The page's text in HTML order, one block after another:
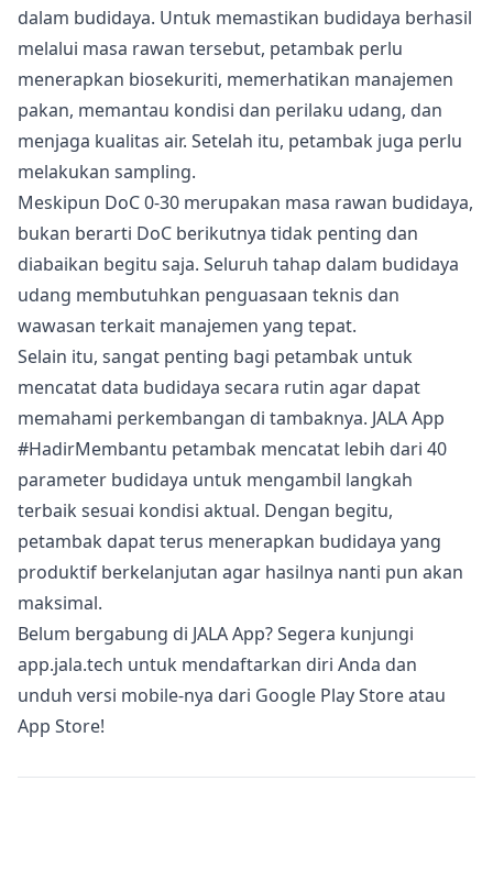
dalam budidaya. Untuk memastikan budidaya berhasil
melalui masa rawan tersebut, petambak perlu
menerapkan biosekuriti, memerhatikan manajemen
pakan, memantau kondisi dan perilaku udang, dan
menjaga kualitas air. Setelah itu, petambak juga perlu
melakukan sampling.
Meskipun DoC 0-30 merupakan masa rawan budidaya,
bukan berarti DoC berikutnya tidak penting dan
diabaikan begitu saja. Seluruh tahap dalam budidaya
udang membutuhkan penguasaan teknis dan
wawasan terkait manajemen yang tepat.
Selain itu, sangat penting bagi petambak untuk
mencatat data budidaya secara rutin agar dapat
memahami perkembangan di tambaknya. JALA App
#HadirMembantu petambak mencatat lebih dari 40
parameter budidaya untuk mengambil langkah
terbaik sesuai kondisi aktual. Dengan begitu,
petambak dapat terus menerapkan budidaya yang
produktif berkelanjutan agar hasilnya nanti pun akan
maksimal.
Belum bergabung di JALA App? Segera kunjungi
app.jala.tech untuk mendaftarkan diri Anda dan
unduh versi mobile-nya dari Google Play Storeatau
App Store!